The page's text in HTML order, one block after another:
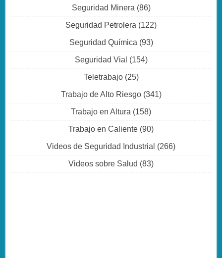
Seguridad Minera (86)
Seguridad Petrolera (122)
Seguridad Química (93)
Seguridad Vial (154)
Teletrabajo(25)
Trabajo de Alto Riesgo(341)
Trabajo en Altura (158)
Trabajo en Caliente (90)
Videos de Seguridad Industrial (266)
Videos sobre Salud (83)